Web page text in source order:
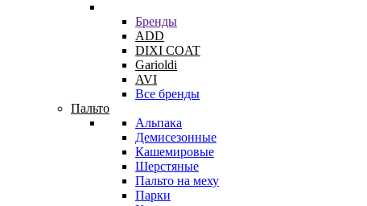
Бренды
ADD
DIXI COAT
Garioldi
AVI
Все бренды
Пальто
Альпака
Демисезонные
Кашемировые
Шерстяные
Пальто на меху
Парки